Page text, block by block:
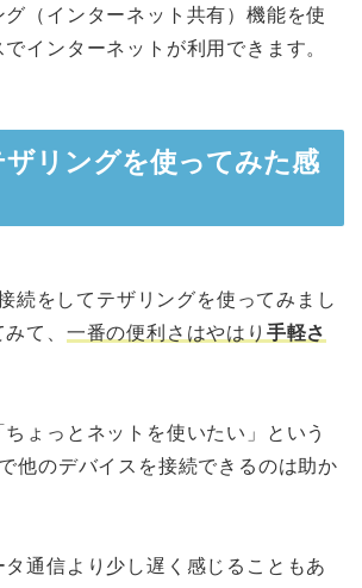
グ（インターネット共有）機能を使
インターネットが利用できます。
リングを使ってみた感
続をしてテザリングを使ってみまし
て、 一番の便利さはやはり 手軽さ
ょっとネットを使いたい」という
他のデバイスを接続できるのは助か
通信より少し遅く感じることもあ